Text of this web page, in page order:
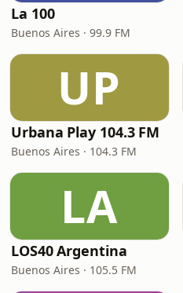
La 100
Buenos Aires · 99.9 FM
UP
Urbana Play 104.3 FM
Buenos Aires · 104.3 FM
LA
LOS40 Argentina
Buenos Aires · 105.5 FM